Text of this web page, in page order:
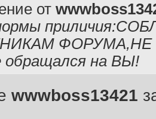
от
ФОРУМА,НЕ
обращался на ВЫ!
wwwboss13421